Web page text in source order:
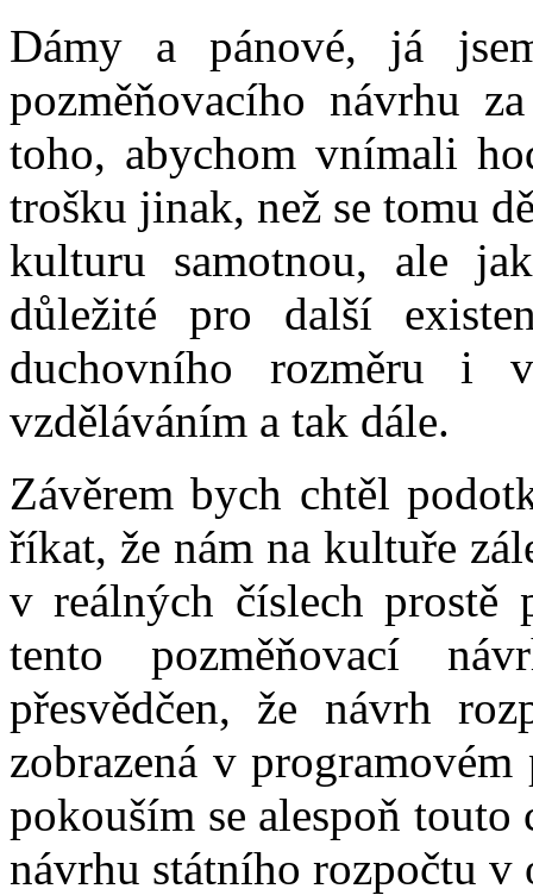
Dámy a pánové, já
pozměňovacího návrhu
toho, abychom vnímali
trošku jinak, než se tomu
kulturu samotnou, ale
důležité pro další
duchovního rozměru i
vzděláváním a tak dále.
Závěrem bych chtěl
říkat, že nám na kultuře
v reálných číslech prostě
tento pozměňovací
přesvědčen, že návrh
zobrazená v
pokouším se alespoň touto
návrhu státního rozpočtu